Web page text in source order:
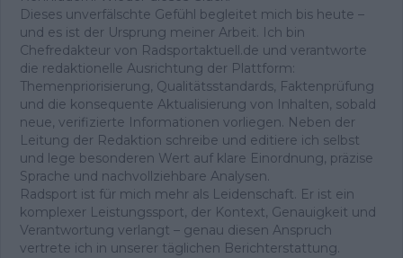
Dieses unverfälschte Gefühl begleitet mich bis heute –
und es ist der Ursprung meiner Arbeit. Ich bin
Chefredakteur von Radsportaktuell.de und verantworte
die redaktionelle Ausrichtung der Plattform:
Themenpriorisierung, Qualitätsstandards, Faktenprüfung
und die konsequente Aktualisierung von Inhalten, sobald
neue, verifizierte Informationen vorliegen. Neben der
Leitung der Redaktion schreibe und editiere ich selbst
und lege besonderen Wert auf klare Einordnung, präzise
Sprache und nachvollziehbare Analysen.
Radsport ist für mich mehr als Leidenschaft. Er ist ein
komplexer Leistungssport, der Kontext, Genauigkeit und
Verantwortung verlangt – genau diesen Anspruch
vertrete ich in unserer täglichen Berichterstattung.